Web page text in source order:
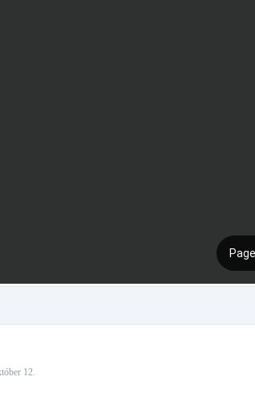
12.